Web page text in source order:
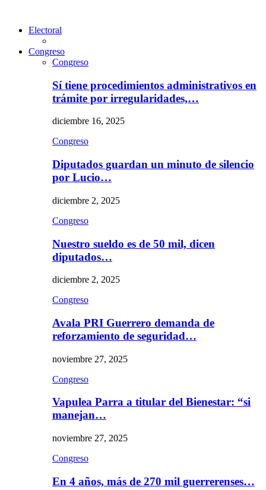
Electoral
Congreso
Congreso
Sí tiene procedimientos administrativos en
trámite por irregularidades,…
diciembre 16, 2025
Congreso
Diputados guardan un minuto de silencio
por Lucio…
diciembre 2, 2025
Congreso
Nuestro sueldo es de 50 mil, dicen
diputados…
diciembre 2, 2025
Congreso
Avala PRI Guerrero demanda de
reforzamiento de seguridad…
noviembre 27, 2025
Congreso
Vapulea Parra a titular del Bienestar: “si
manejan…
noviembre 27, 2025
Congreso
En 4 años, más de 270 mil guerrerenses…